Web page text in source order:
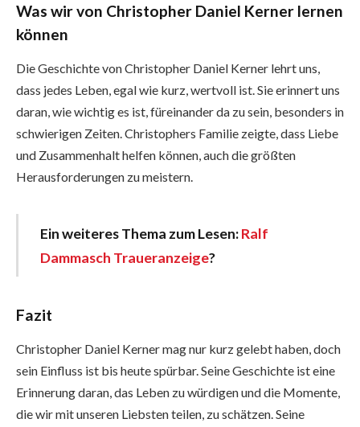
Was wir von Christopher Daniel Kerner lernen
können
Die Geschichte von Christopher Daniel Kerner lehrt uns,
dass jedes Leben, egal wie kurz, wertvoll ist. Sie erinnert uns
daran, wie wichtig es ist, füreinander da zu sein, besonders in
schwierigen Zeiten. Christophers Familie zeigte, dass Liebe
und Zusammenhalt helfen können, auch die größten
Herausforderungen zu meistern.
Ein weiteres Thema zum Lesen:Ralf
Dammasch Traueranzeige?
Fazit
Christopher Daniel Kerner mag nur kurz gelebt haben, doch
sein Einfluss ist bis heute spürbar. Seine Geschichte ist eine
Erinnerung daran, das Leben zu würdigen und die Momente,
die wir mit unseren Liebsten teilen, zu schätzen. Seine